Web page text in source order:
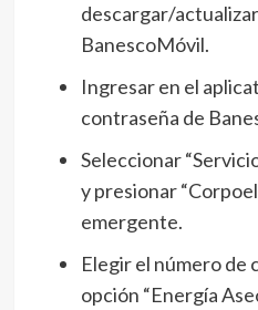
descargar/
BanescoMóvil.
Ingresar en el
contraseña de
Seleccionar
y presionar
emergente.
Elegir el número de
opción “Energía